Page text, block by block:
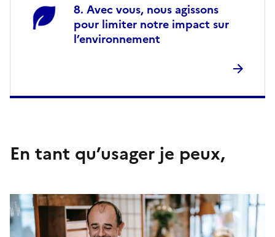
Avec vous, nous agissons
pour limiter notre impact sur
l’environnement
En tant qu’usager je peux,